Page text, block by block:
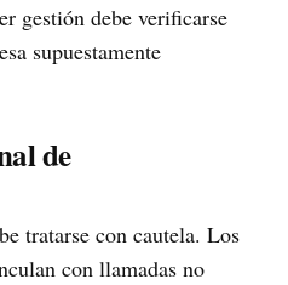
gestión debe verificarse
supuestamente
de
tratarse con cautela. Los
con llamadas no